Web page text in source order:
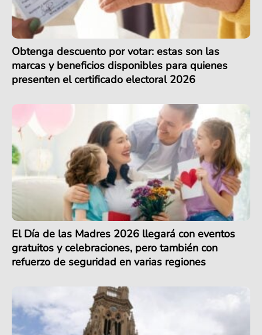
Obtenga descuento por votar: estas son las
marcas y beneficios disponibles para quienes
presenten el certificado electoral 2026
El Día de las Madres 2026 llegará con eventos
gratuitos y celebraciones, pero también con
refuerzo de seguridad en varias regiones